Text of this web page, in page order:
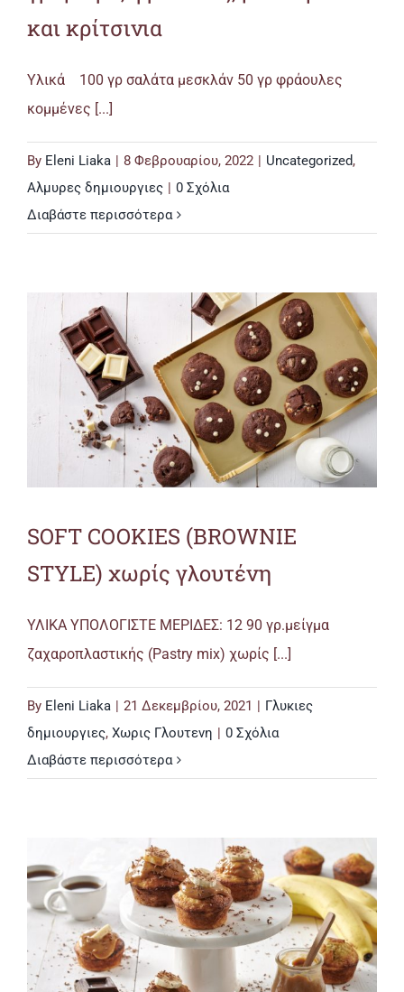
και κρίτσινια
Υλικά 100 γρ σαλάτα μεσκλάν 50 γρ φράουλες
κομμένες [...]
By Eleni Liaka 8 Φεβρουαρίου, 2022 Uncategorized,
Αλμυρες δημιουργιες
0 Σχόλια
Διαβάστε περισσότερα
SOFT COOKIES (BROWNIE
STYLE) χωρίς γλουτένη
ΥΛΙΚΑ ΥΠΟΛΟΓΙΣΤΕ ΜΕΡΙΔΕΣ: 12 90 γρ.μείγμα
ζαχαροπλαστικής (Pastry mix) χωρίς [...]
By Eleni Liaka | 21 Δεκεμβρίου, 2021 | Γλυκιες
δημιουργιες, Χωρις Γλουτενη | 0 Σχόλια
Διαβάστε περισσότερα